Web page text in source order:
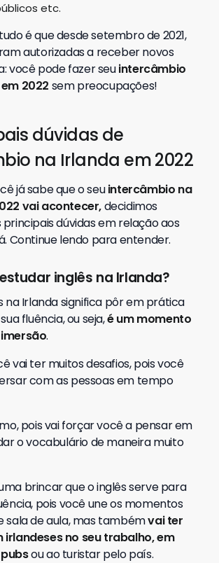
etc.
é que desde setembro de 2021,
autorizadas a receber novos
você pode fazer seuintercâmbio
2022 sem preocupações!
dúvidas de
na Irlanda em 2022
já sabe que o seuintercâmbio na
vai acontecer,decidimos
dúvidas em relação aos
Continue lendo para entender.
inglês na Irlanda?
na Irlanda significa pôr em prática
fluência, ou seja,é um momento
.
vai ter muitos desafios, pois você
com as pessoas em tempo
pois vai forçar você a pensar em
o vocabulário de maneira muito
brincar que o inglês serve para
pois você une os momentos
sala de aula, mas tambémvai ter
no seu trabalho, em
ou ao turistar pelo país.